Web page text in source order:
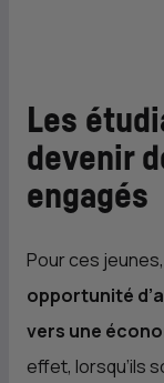
Les
devenir
engagés
Pour ces jeunes,
opportunité
vers une
effet, lorsqu’ils